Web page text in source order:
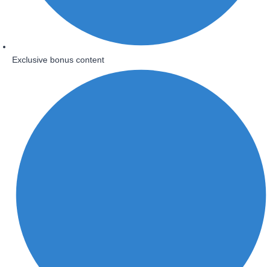
Exclusive bonus content